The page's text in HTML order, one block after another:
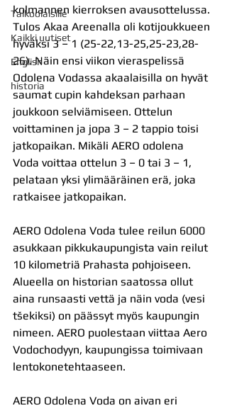
Talkoolaisille
Kaikki uutiset
English
historia
kolmannen kierroksen avausottelussa.
Tulos Akaa Areenalla oli kotijoukkueen
hyväksi 3 – 1 (25-22,13-25,25-23,28-
26). Näin ensi viikon vieraspelissä
Odolena Vodassa akaalaisilla on hyvät
saumat cupin kahdeksan parhaan
joukkoon selviämiseen. Ottelun
voittaminen ja jopa 3 – 2 tappio toisi
jatkopaikan. Mikäli AERO odolena
Voda voittaa ottelun 3 – 0 tai 3 – 1,
pelataan yksi ylimääräinen erä, joka
ratkaisee jatkopaikan.
AERO Odolena Voda tulee reilun 6000
asukkaan pikkukaupungista vain reilut
10 kilometriä Prahasta pohjoiseen.
Alueella on historian saatossa ollut
aina runsaasti vettä ja näin voda (vesi
tšekiksi) on päässyt myös kaupungin
nimeen. AERO puolestaan viittaa Aero
Vodochodyyn, kaupungissa toimivaan
lentokonetehtaaseen.
AERO Odolena Voda on aivan eri